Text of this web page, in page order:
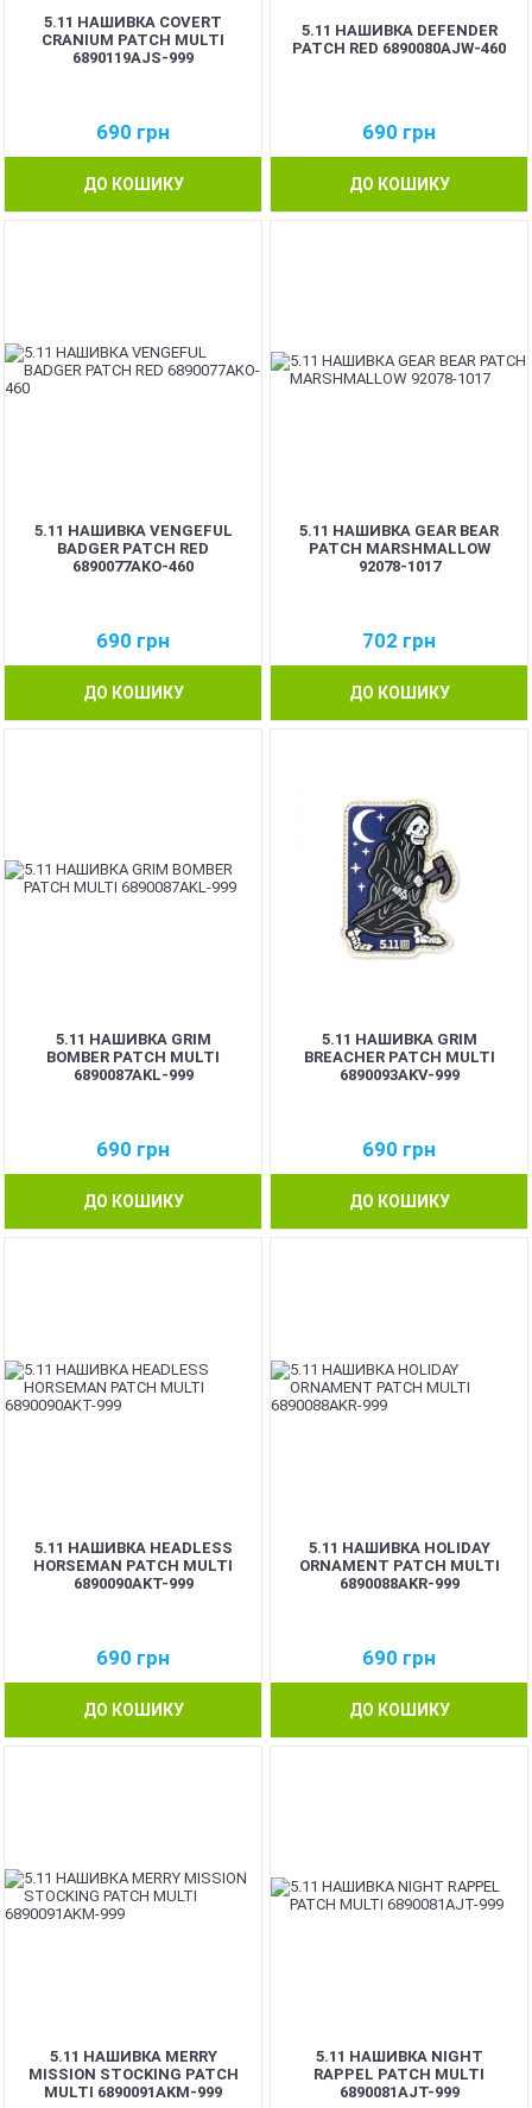
5.11 НАШИВКА COVERT
CRANIUM PATCH MULTI
6890119AJS-999
690 грн
ДО КОШИКУ
5.11 НАШИВКА DEFENDER
PATCH RED 6890080AJW-460
690 грн
ДО КОШИКУ
5.11 НАШИВКА VENGEFUL
BADGER PATCH RED
6890077AKO-460
690 грн
ДО КОШИКУ
5.11 НАШИВКА GEAR BEAR
PATCH MARSHMALLOW
92078-1017
702 грн
ДО КОШИКУ
5.11 НАШИВКА GRIM
BOMBER PATCH MULTI
6890087AKL-999
690 грн
ДО КОШИКУ
5.11 НАШИВКА GRIM
BREACHER PATCH MULTI
6890093AKV-999
690 грн
ДО КОШИКУ
5.11 НАШИВКА HEADLESS
HORSEMAN PATCH MULTI
6890090AKT-999
690 грн
ДО КОШИКУ
5.11 НАШИВКА HOLIDAY
ORNAMENT PATCH MULTI
6890088AKR-999
690 грн
ДО КОШИКУ
5.11 НАШИВКА MERRY
MISSION STOCKING PATCH
MULTI 6890091AKM-999
5.11 НАШИВКА NIGHT
RAPPEL PATCH MULTI
6890081AJT-999